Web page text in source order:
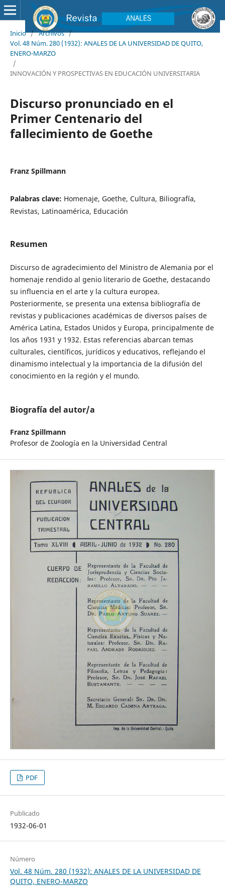
Inicio / Archivos /
Vol. 48 Núm. 280 (1932): ANALES DE LA UNIVERSIDAD DE QUITO,
ENERO-MARZO
/
INNOVACIÓN Y PROSPECTIVAS EN EDUCACIÓN UNIVERSITARIA
Discurso pronunciado en el
Primer Centenario del
fallecimiento de Goethe
Franz Spillmann
Palabras clave: Homenaje, Goethe, Cultura, Biliografía,
Revistas, Latinoamérica, Educación
Resumen
Discurso de agradecimiento del Ministro de Alemania por el
homenaje rendido al genio literario de Goethe, destacando
su influencia en el arte y la cultura europea.
Posteriormente, se presenta una extensa bibliografía de
revistas y publicaciones académicas de diversos países de
América Latina, Estados Unidos y Europa, principalmente de
los años 1931 y 1932. Estas referencias abarcan temas
culturales, científicos, jurídicos y educativos, reflejando el
dinamismo intelectual y la importancia de la difusión del
conocimiento en la región y el mundo.
Biografía del autor/a
Franz Spillmann
Profesor de Zoología en la Universidad Central
PDF
Publicado
1932-06-01
Número
Vol. 48 Núm. 280 (1932): ANALES DE LA UNIVERSIDAD DE
QUITO, ENERO-MARZO